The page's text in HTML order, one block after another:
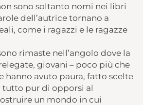
sono soltanto nomi nei libri
dell’autrice tornano a
come i ragazzi e le ragazze
rimaste nell’angolo dove la
giovani – poco più che
hanno avuto paura, fatto scelte
pur di opporsi al
un mondo in cui